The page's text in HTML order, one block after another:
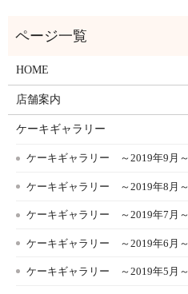
HOME
店舗案内
ケーキギャラリー
ケーキギャラリー ～2019年9月～
ケーキギャラリー ～2019年8月～
ケーキギャラリー ～2019年7月～
ケーキギャラリー ～2019年6月～
ケーキギャラリー ～2019年5月～